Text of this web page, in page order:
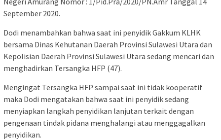
September 2020.
Dodi menambahkan bahwa saat ini penyidik Gakkum KLHK
bersama Dinas Kehutanan Daerah Provinsi Sulawesi Utara dan
Kepolisian Daerah Provinsi Sulawesi Utara sedang mencari dan
menghadirkan Tersangka HFP (47).
Mengingat Tersangka HFP sampai saat ini tidak kooperatif
maka Dodi mengatakan bahwa saat ini penyidik sedang
menyiapkan langkah penyidikan lanjutan terkait dengan
pengenaan tindak pidana menghalangi atau menggagalkan
penyidikan.